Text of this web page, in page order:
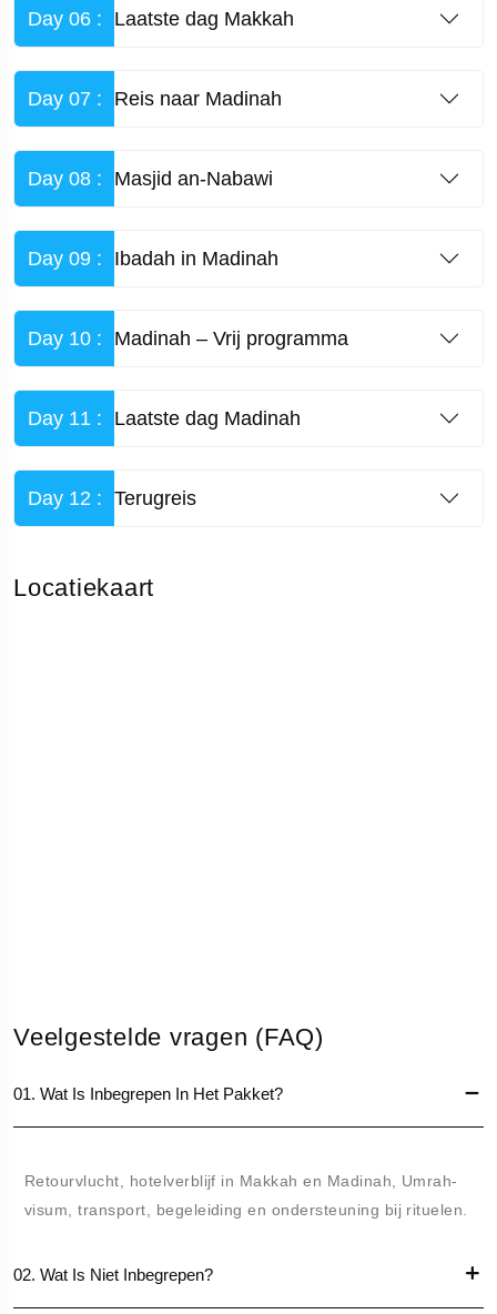
Day 06 : Laatste dag Makkah
Day 07 : Reis naar Madinah
Day 08 : Masjid an-Nabawi
Day 09 : Ibadah in Madinah
Day 10 : Madinah – Vrij programma
Day 11 : Laatste dag Madinah
Day 12 : Terugreis
Locatiekaart
Veelgestelde vragen (FAQ)
01. Wat Is Inbegrepen In Het Pakket?
Retourvlucht, hotelverblijf in Makkah en Madinah, Umrah-
visum, transport, begeleiding en ondersteuning bij rituelen.
02. Wat Is Niet Inbegrepen?